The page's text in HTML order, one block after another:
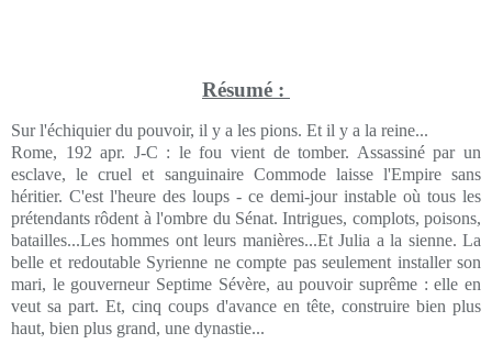
Résumé :
Sur l'échiquier du pouvoir, il y a les pions. Et il y a la reine...
Rome, 192 apr. J-C : le fou vient de tomber. Assassiné par un
esclave, le cruel et sanguinaire Commode laisse l'Empire sans
héritier. C'est l'heure des loups - ce demi-jour instable où tous les
prétendants rôdent à l'ombre du Sénat. Intrigues, complots, poisons,
batailles...Les hommes ont leurs manières...Et Julia a la sienne. La
belle et redoutable Syrienne ne compte pas seulement installer son
mari, le gouverneur Septime Sévère, au pouvoir suprême : elle en
veut sa part. Et, cinq coups d'avance en tête, construire bien plus
haut, bien plus grand, une dynastie...